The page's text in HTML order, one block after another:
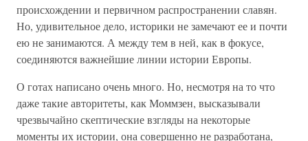
происхождении и первичном распространении славян.
Но, удивительное дело, историки не замечают ее и почти
ею не занимаются. А между тем в ней, как в фокусе,
соединяются важнейшие линии истории Европы.
О готах написано очень много. Но, несмотря на то что
даже такие авторитеты, как Моммзен, высказывали
чрезвычайно скептические взгляды на некоторые
моменты их истории, она совершенно не разработана,